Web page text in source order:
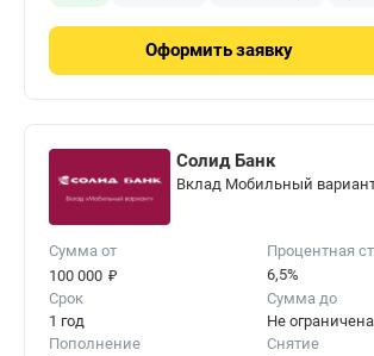
Оформитьзаявку
Солид Банк
Вклад Мобильный
Сумма от
100 000 ₽
Процентная
6,5%
Срок
1 год
Сумма до
Не ограничена
Пополнение
Снятие